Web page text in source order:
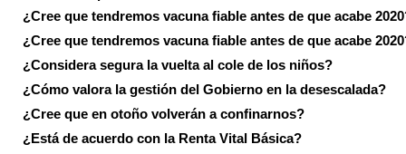
¿Cree que tendremos vacuna fiable antes de que acabe
¿Cree que tendremos vacuna fiable antes de que acabe
¿Considera segura la vuelta al cole de los niños?
¿Cómo valora la gestión del Gobierno en la desescalada?
¿Cree que en otoño volverán a confinarnos?
¿Está de acuerdo con la Renta Vital Básica?